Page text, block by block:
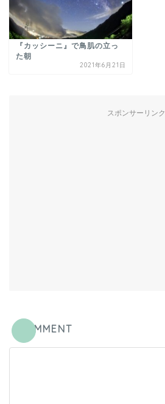
『カッシーニ』で鳥肌の立っ
た朝
2021年6月21日
スポンサーリンク
COMMENT